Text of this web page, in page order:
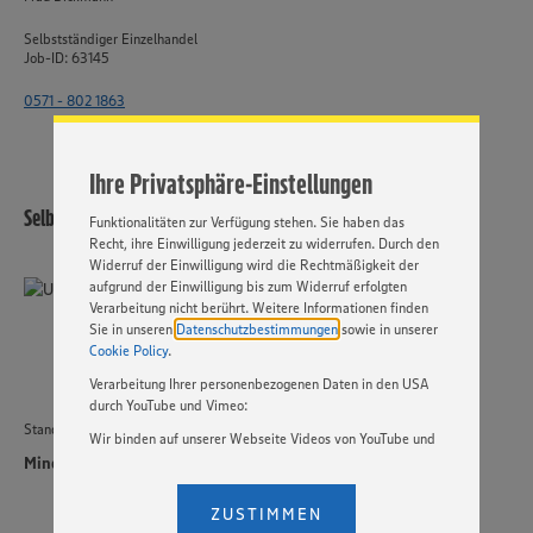
Ihre Privatsphäre-Einstellungen
ein bestmögliches Nutzungserlebnis unserer Website zu
ermöglichen. Wir verwenden Ihre Daten, um unsere
Inhalte anzubieten. Ihre Einwilligung in die Nutzung von
Cookies und anderer Technologien ist freiwillig und kann
„EINSTELLUNGEN ÄNDERN”. Bitte beachten Sie, dass auf
Basis Ihrer Einstellungen ggf. nicht mehr alle
Funktionalitäten zur Verfügung stehen. Sie haben das
Recht, ihre Einwilligung jederzeit zu widerrufen. Durch den
Widerruf der Einwilligung wird die Rechtmäßigkeit der
aufgrund der Einwilligung bis zum Widerruf erfolgten
Verarbeitung nicht berührt. Weitere Informationen finden
Sie in unseren Datenschutzbestimmungen sowie in unserer
Cookie Policy.
Verarbeitung Ihrer personenbezogenen Daten in den USA
durch YouTube und Vimeo:
Wir binden auf unserer Webseite Videos von YouTube und
Einstellungen bezüglich YouTube und Vimeo zu ändern,
ein, dass Ihre Daten (IP-Adresse, Zeitstempel, ggf.
ZUSTIMMEN
Selbstständiger Einzelhandel
Job-ID: 63145
0571 - 802 1863
Selbstständiger Einzelhandel
Standort
Minden